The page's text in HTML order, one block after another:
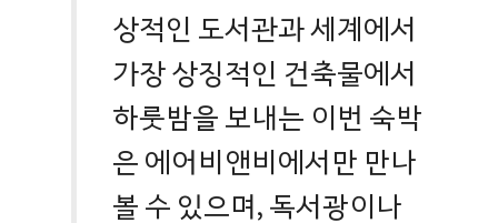
상적인 도서관과 세계에서
가장 상징적인 건축물에서
하룻밤을 보내는 이번 숙박
은 에어비앤비에서만 만나
볼 수 있으며, 독서광이나